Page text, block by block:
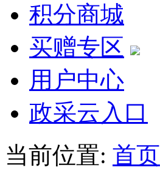
积分商城
买赠专区
用户中心
政采云入口
当前位置: 首页